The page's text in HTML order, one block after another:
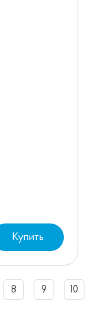
Купить
8 9 10